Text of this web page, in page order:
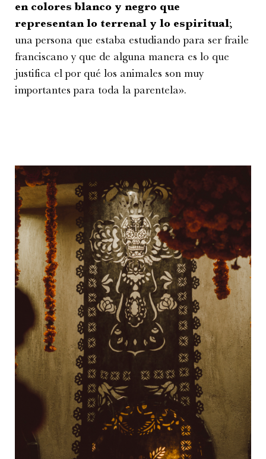
en colores blanco y negro que
representan lo terrenal y lo espiritual;
una persona que estaba estudiando para ser fraile
franciscano y que de alguna manera es lo que
justifica el por qué los animales son muy
importantes para toda la parentela».